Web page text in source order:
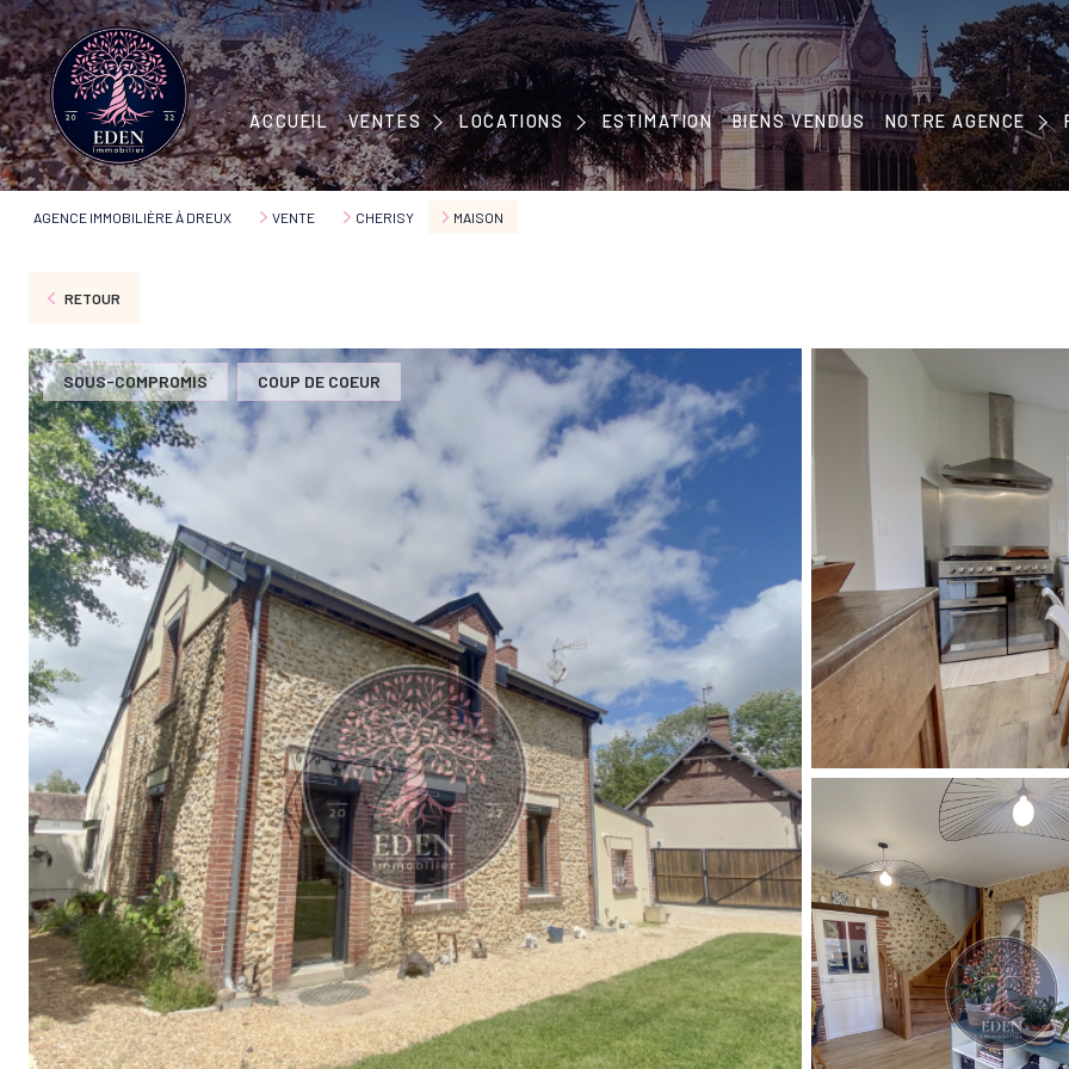
ACCUEIL VENTES
MAISONS
APPARTEMENTS
IMMEUBLES
TERRAINS
LOCATIONS
MAISONS
APPARTEMENTS
ESTIMATION BIENS VENDUS NOTRE AGENCE
NOTRE CONCEPT
NOTRE ÉQUIPE
NOS PARTENAIRES
AGENCE IMMOBILIÈRE À DREUX VENTE CHERISY MAISON
RETOUR
SOUS-COMPROMIS COUP DE COEUR